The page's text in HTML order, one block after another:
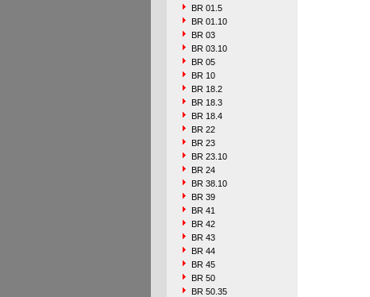
BR 01.5
BR 01.10
BR 03
BR 03.10
BR 05
BR 10
BR 18.2
BR 18.3
BR 18.4
BR 22
BR 23
BR 23.10
BR 24
BR 38.10
BR 39
BR 41
BR 42
BR 43
BR 44
BR 45
BR 50
BR 50.35